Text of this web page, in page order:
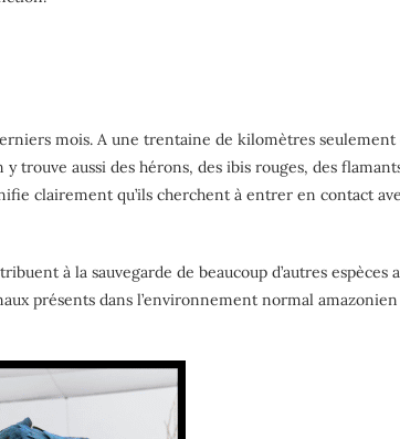
mois. A une trentaine de kilomètres seulement
aussi des hérons, des ibis rouges, des
clairement qu’ils cherchent à entrer en contact
à la sauvegarde de beaucoup d’autres espèces
présents dans l’environnement normal